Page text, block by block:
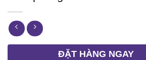
ĐẶT HÀNG NGAY